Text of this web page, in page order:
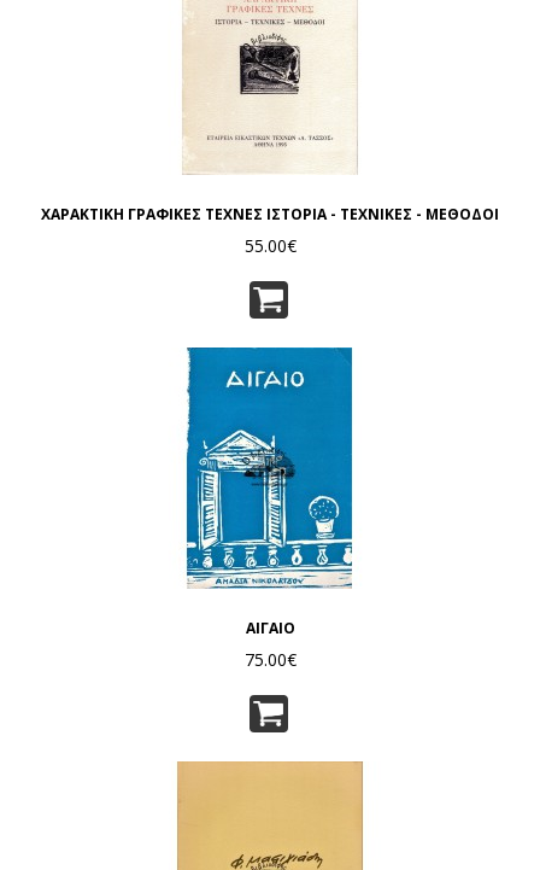
ΧΑΡΑΚΤΙΚΗ ΓΡΑΦΙΚΕΣ ΤΕΧΝΕΣ ΙΣΤΟΡΙΑ - ΤΕΧΝΙΚΕΣ - ΜΕΘΟΔΟΙ
55.00€
ΑΙΓΑΙΟ
75.00€